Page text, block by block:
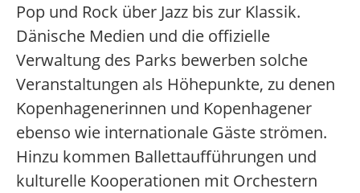
Pop und Rock über Jazz bis zur Klassik.
Dänische Medien und die offizielle
Verwaltung des Parks bewerben solche
Veranstaltungen als Höhepunkte, zu denen
Kopenhagenerinnen und Kopenhagener
ebenso wie internationale Gäste strömen.
Hinzu kommen Ballettaufführungen und
kulturelle Kooperationen mit Orchestern